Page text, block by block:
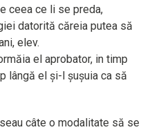
ceea ce li se preda,
datorită căreia putea să
elev.
el aprobator, in timp
lângă el și-l șușuia ca să
câte o modalitate să se